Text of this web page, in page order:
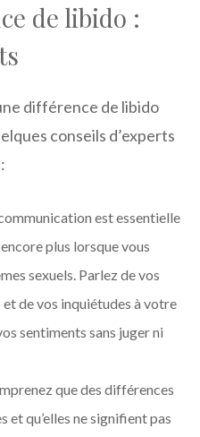
de libido :
différence de libido
conseils d’experts
est essentielle
plus lorsque vous
sexuels. Parlez de vos
de vos inquiétudes à votre
sentiments sans juger ni
que des différences
et qu’elles ne signifient pas